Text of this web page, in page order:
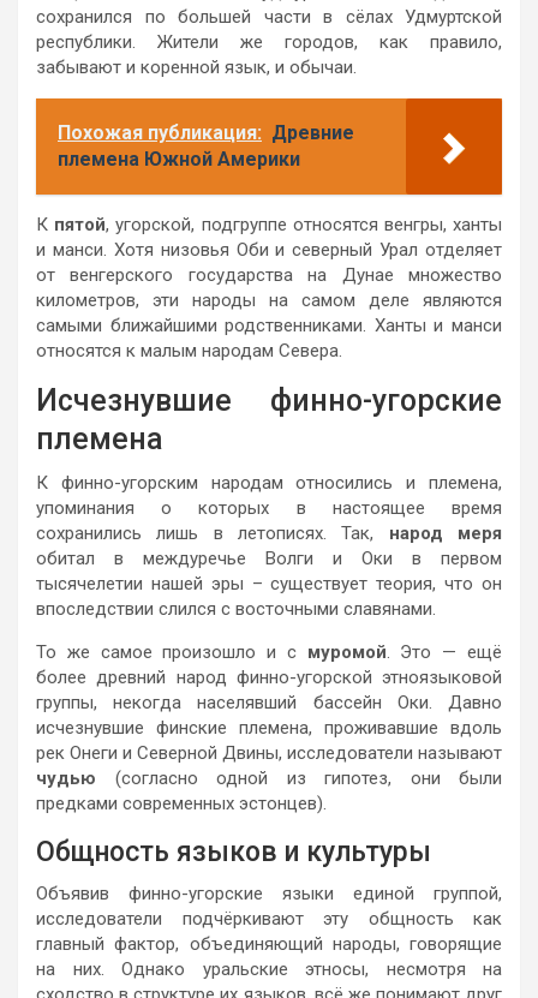
сохранился по большей части в сёлах Удмуртской
республики. Жители же городов, как правило,
забывают и коренной язык, и обычаи.
Похожая публикация: Древние
племена Южной Америки
К пятой, угорской, подгруппе относятся венгры, ханты
и манси. Хотя низовья Оби и северный Урал отделяет
от венгерского государства на Дунае множество
километров, эти народы на самом деле являются
самыми ближайшими родственниками. Ханты и манси
относятся к малым народам Севера.
Исчезнувшие финно-угорские
племена
К финно-угорским народам относились и племена,
упоминания о которых в настоящее время
сохранились лишь в летописях. Так, народ меря
обитал в междуречье Волги и Оки в первом
тысячелетии нашей эры – существует теория, что он
впоследствии слился с восточными славянами.
То же самое произошло и с муромой. Это — ещё
более древний народ финно-угорской этноязыковой
группы, некогда населявший бассейн Оки. Давно
исчезнувшие финские племена, проживавшие вдоль
рек Онеги и Северной Двины, исследователи называют
чудью (согласно одной из гипотез, они были
предками современных эстонцев).
Общность языков и культуры
Объявив финно-угорские языки единой группой,
исследователи подчёркивают эту общность как
главный фактор, объединяющий народы, говорящие
на них. Однако уральские этносы, несмотря на